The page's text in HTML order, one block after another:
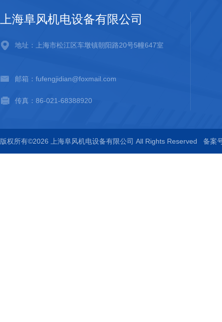
上海阜风机电设备有限公司
地址：上海市松江区车墩镇朝阳路20号5幢647室
邮箱：fufengjidian@foxmail.com
传真：86-021-68388920
版权所有©2026 上海阜风机电设备有限公司 All Rights Reserved 备案